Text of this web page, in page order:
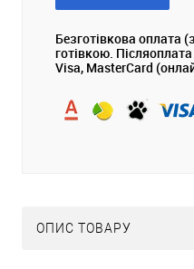
Безготівкова оплата
готівкою.
Visa, MasterCard
ОПИС ТОВАРУ